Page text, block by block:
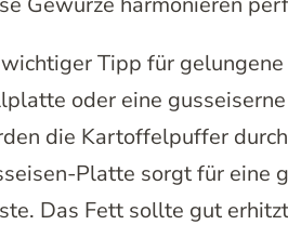
Tipp für
oder eine
die Kartoffelpuffer
Platte sorgt für eine
Das Fett sollte gut